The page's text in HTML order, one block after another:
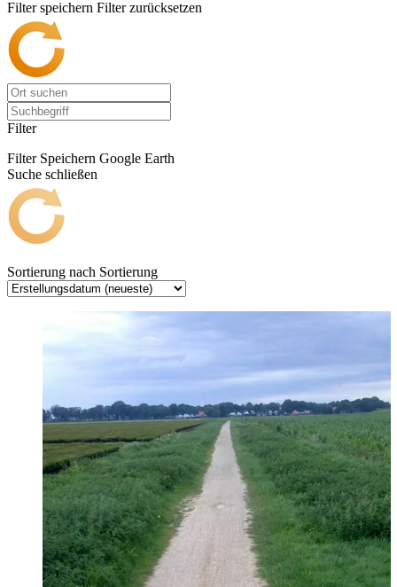
Filter speichern Filter zurücksetzen
Filter
Filter Speichern Google Earth
Suche schließen
Sortierung nach Sortierung